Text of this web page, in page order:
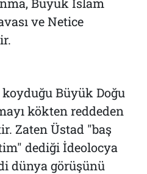
ve Netice
koyduğu Büyük Doğu
kökten reddeden
Zaten Üstad "baş
dediği İdeolocya
dünya görüşünü